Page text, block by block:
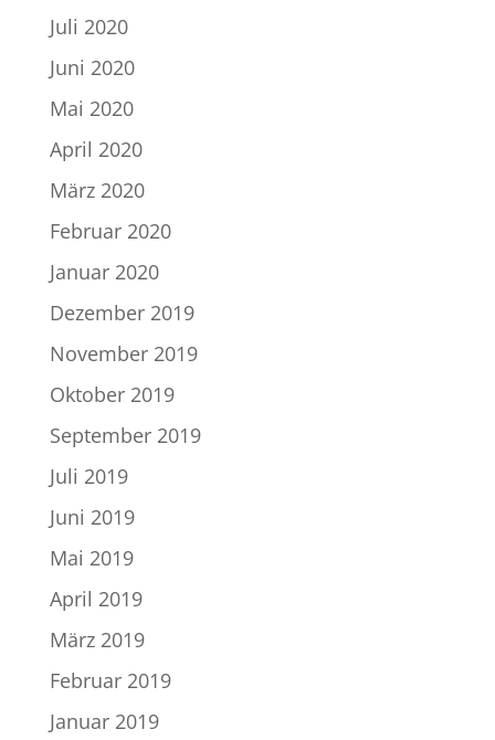
Juli 2020
Juni 2020
Mai 2020
April 2020
März 2020
Februar 2020
Januar 2020
Dezember 2019
November 2019
Oktober 2019
September 2019
Juli 2019
Juni 2019
Mai 2019
April 2019
März 2019
Februar 2019
Januar 2019